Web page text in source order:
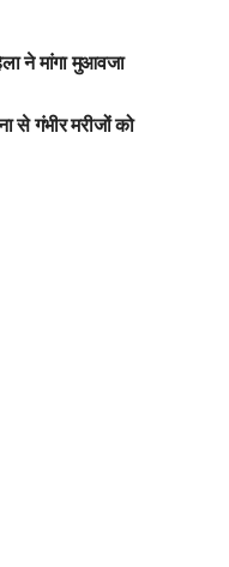
ने मांगा मुआवजा
से गंभीर मरीजों को